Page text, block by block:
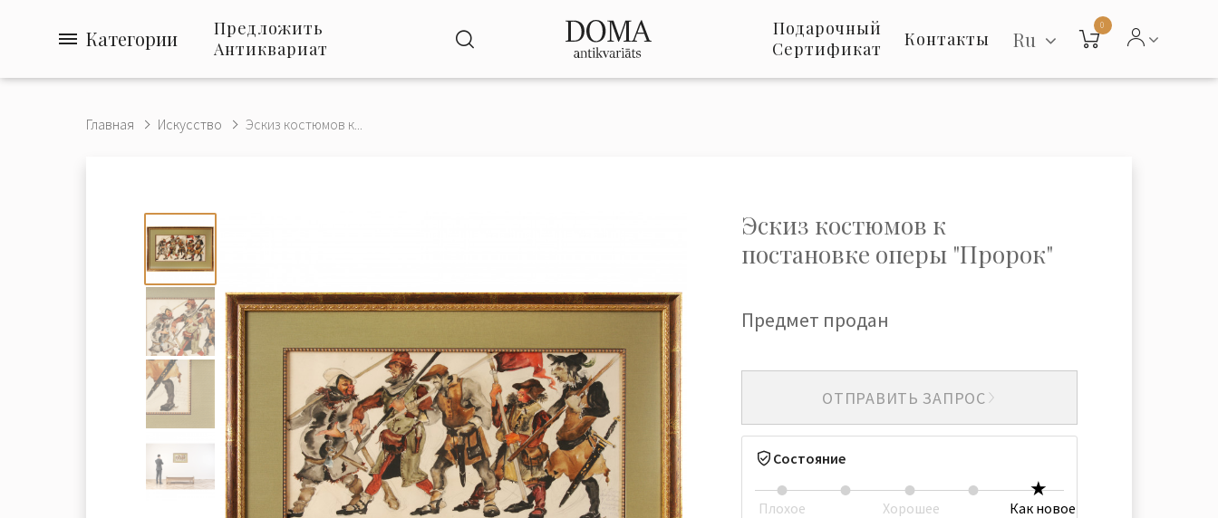
Категории
Предложить
Антиквариат
Подарочный
Сертификат
Контакты Ru
0
Главная Искусство Эскиз костюмов к...
Эскиз костюмов к
постановке оперы "Пророк"
Предмет продан
ОТПРАВИТЬ ЗАПРОС
Состояние
Плохое Хорошее Как новое